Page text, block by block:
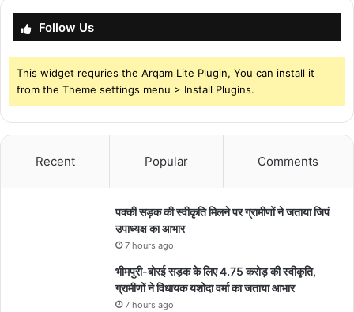
Follow Us
This widget requries the Arqam Lite Plugin, You can install it
from the Theme settings menu > Install Plugins.
Recent Popular Comments
पक्की सड़क की स्वीकृति मिलने पर ग्रामीणों ने जताया जिपं
उपाध्यक्ष का आभार
7 hours ago
भीमपुरी-बोरई सड़क के लिए 4.75 करोड़ की स्वीकृति,
ग्रामीणों ने विधायक यशोदा वर्मा का जताया आभार
7 hours ago